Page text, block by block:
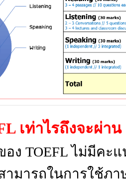
เท่าไรถึงจะผ่าน
ไม่มีคะแน
มารถในการใช้ภา